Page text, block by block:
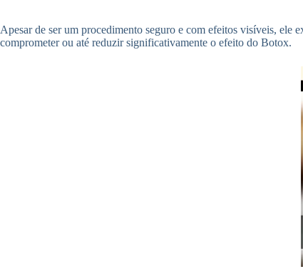
Apesar de ser um procedimento seguro e com efeitos visíveis, ele
comprometer ou até reduzir significativamente o efeito do Botox.